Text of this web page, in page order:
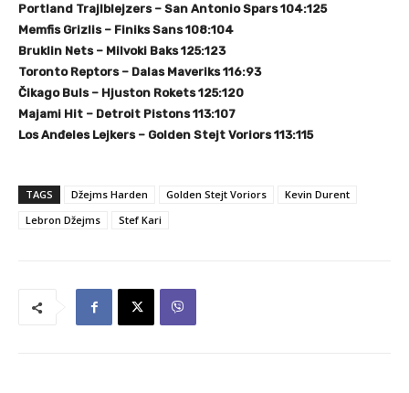
Portland Trajlblejzers – San Antonio Spars 104:125
Memfis Grizlis – Finiks Sans 108:104
Bruklin Nets – Milvoki Baks 125:123
Toronto Reptors – Dalas Maveriks 116:93
Čikago Buls – Hjuston Rokets 125:120
Majami Hit – Detroit Pistons 113:107
Los Anđeles Lejkers – Golden Stejt Voriors 113:115
TAGS Džejms Harden Golden Stejt Voriors
Kevin Durent
Lebron Džejms
Stef Kari